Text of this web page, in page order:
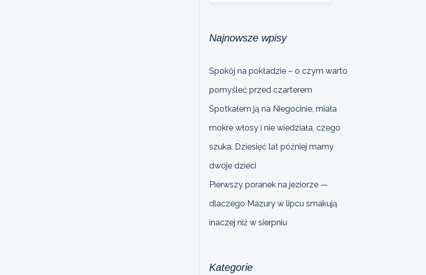
Najnowsze wpisy
Spokój na pokładzie – o czym warto
pomyśleć przed czarterem
Spotkałem ją na Niegocinie, miała
mokre włosy i nie wiedziała, czego
szuka. Dziesięć lat później mamy
dwoje dzieci
Pierwszy poranek na jeziorze —
dlaczego Mazury w lipcu smakują
inaczej niż w sierpniu
Kategorie